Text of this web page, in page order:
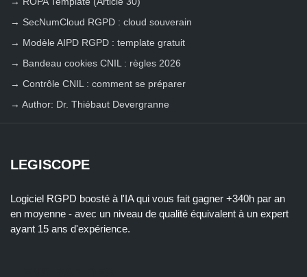
→ SecNumCloud RGPD : cloud souverain
→ Modèle AIPD RGPD : template gratuit
→ Bandeau cookies CNIL : règles 2026
→ Contrôle CNIL : comment se préparer
→ Author: Dr. Thiébaut Devergranne
LEGISCOPE
Logiciel RGPD boosté à l'IA qui vous fait gagner +340h par an
en moyenne - avec un niveau de qualité équivalent à un expert
ayant 15 ans d'expérience.